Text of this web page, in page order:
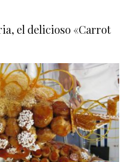
el delicioso «Carrot